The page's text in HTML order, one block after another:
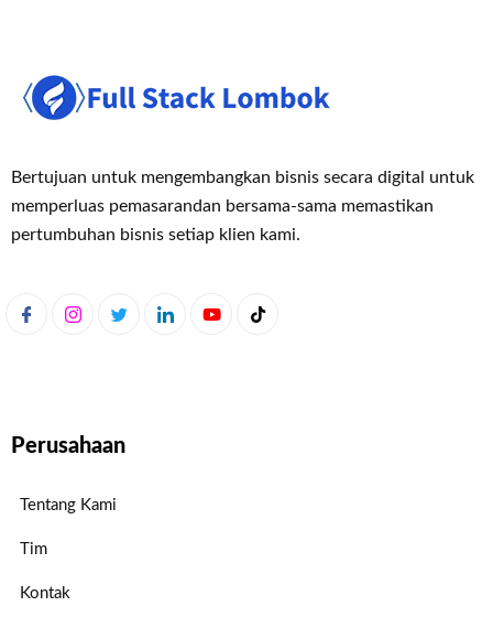
Bertujuan untuk mengembangkan bisnis secara digital untuk
memperluas pemasarandan bersama-sama memastikan
pertumbuhan bisnis setiap klien kami.
Perusahaan
Tentang Kami
Tim
Kontak